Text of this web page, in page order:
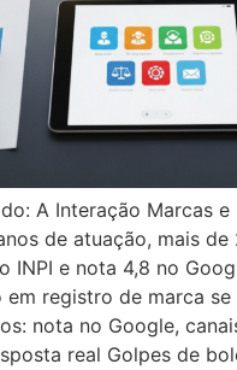
A Interação Marcas e
de atuação, mais
INPI e nota 4,8 no
em registro de marca
nota no Google,
real Golpes de